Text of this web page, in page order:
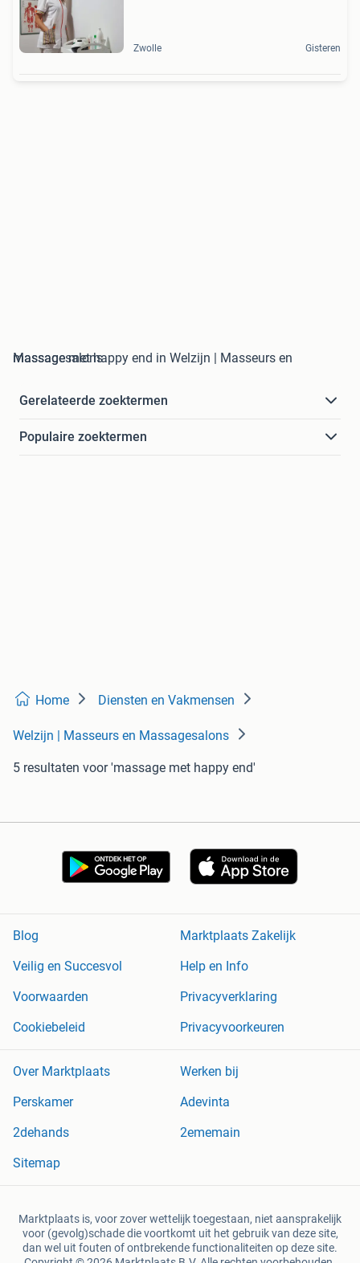
Zwolle Gisteren
massage met happy end in Welzijn | Masseurs en Massagesalons
Gerelateerde zoektermen
Populaire zoektermen
Home Diensten en Vakmensen
Welzijn | Masseurs en Massagesalons
5 resultaten voor 'massage met happy end'
Blog
Marktplaats Zakelijk
Veilig en Succesvol
Help en Info
Voorwaarden
Privacyverklaring
Cookiebeleid
Privacyvoorkeuren
Over Marktplaats
Werken bij
Perskamer
Adevinta
2dehands
2ememain
Sitemap
Marktplaats is, voor zover wettelijk toegestaan, niet aansprakelijk
voor (gevolg)schade die voortkomt uit het gebruik van deze site,
dan wel uit fouten of ontbrekende functionaliteiten op deze site.